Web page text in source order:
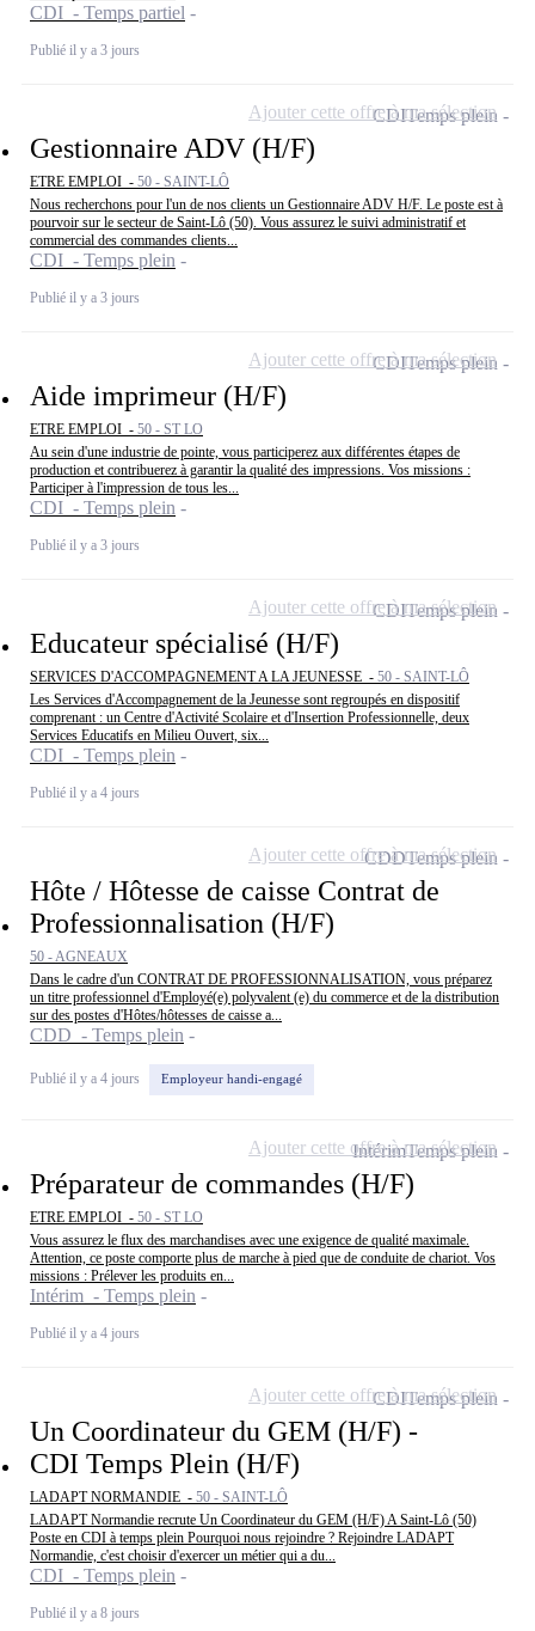
CDI - Temps partiel
Publié il y a 3 jours
Gestionnaire ADV (H/F)
ETRE EMPLOI - 50 - SAINT-LÔ
Nous recherchons pour l'un de nos clients un Gestionnaire ADV H/F. Le poste est à
pourvoir sur le secteur de Saint-Lô (50). Vous assurez le suivi administratif et
commercial des commandes clients...
CDI - Temps plein
Publié il y a 3 jours
CDITemps plein
Ajouter cette offre à ma sélection
Aide imprimeur (H/F)
ETRE EMPLOI - 50 - ST LO
Au sein d'une industrie de pointe, vous participerez aux différentes étapes de
production et contribuerez à garantir la qualité des impressions. Vos missions :
Participer à l'impression de tous les...
CDI - Temps plein
Publié il y a 3 jours
CDITemps plein
Ajouter cette offre à ma sélection
Educateur spécialisé (H/F)
SERVICES D'ACCOMPAGNEMENT A LA JEUNESSE - 50 - SAINT-LÔ
Les Services d'Accompagnement de la Jeunesse sont regroupés en dispositif
comprenant : un Centre d'Activité Scolaire et d'Insertion Professionnelle, deux
Services Educatifs en Milieu Ouvert, six...
CDI - Temps plein
Publié il y a 4 jours
CDITemps plein
Ajouter cette offre à ma sélection
Hôte / Hôtesse de caisse Contrat de
Professionnalisation (H/F)
50 - AGNEAUX
Dans le cadre d'un CONTRAT DE PROFESSIONNALISATION, vous préparez
un titre professionnel d'Employé(e) polyvalent (e) du commerce et de la distribution
sur des postes d'Hôtes/hôtesses de caisse a...
CDD - Temps plein
Publié il y a 4 jours Employeur handi-engagé
CDDTemps plein
Ajouter cette offre à ma sélection
Préparateur de commandes (H/F)
ETRE EMPLOI - 50 - ST LO
Vous assurez le flux des marchandises avec une exigence de qualité maximale.
Attention, ce poste comporte plus de marche à pied que de conduite de chariot. Vos
missions : Prélever les produits en...
Intérim - Temps plein
Publié il y a 4 jours
IntérimTemps plein
Ajouter cette offre à ma sélection
Un Coordinateur du GEM (H/F) -
CDI Temps Plein (H/F)
LADAPT NORMANDIE - 50 - SAINT-LÔ
LADAPT Normandie recrute Un Coordinateur du GEM (H/F) A Saint-Lô (50)
Poste en CDI à temps plein Pourquoi nous rejoindre ? Rejoindre LADAPT
Normandie, c'est choisir d'exercer un métier qui a du...
CDI - Temps plein
Publié il y a 8 jours
CDITemps plein
Ajouter cette offre à ma sélection